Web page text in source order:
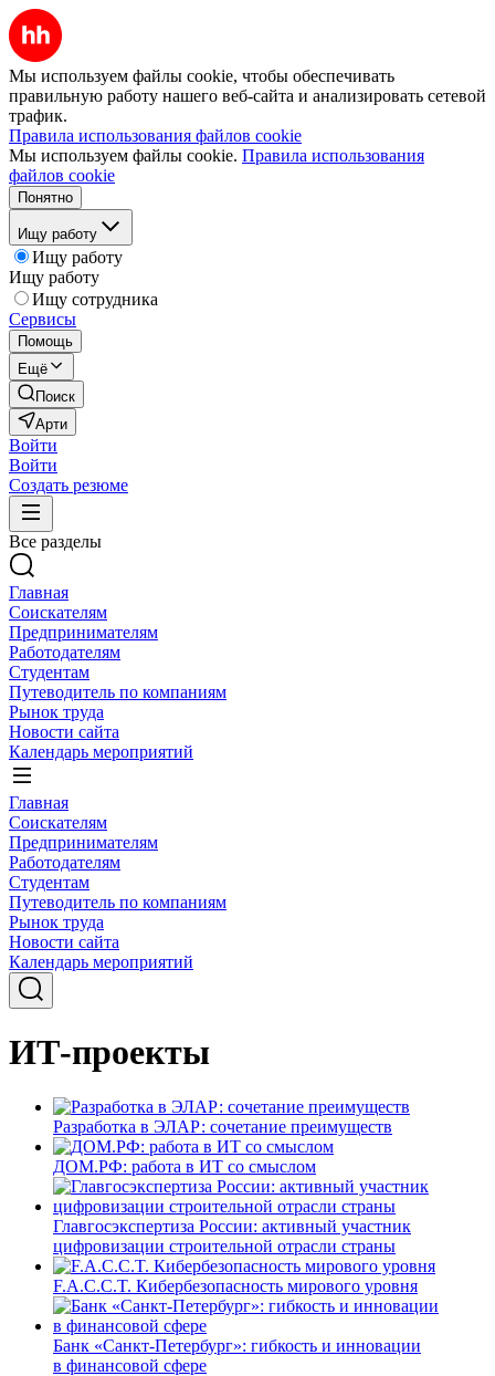
Мы используем файлы cookie, чтобы обеспечивать
правильную работу нашего веб-сайта и анализировать сетевой
трафик.
Правила использования файлов cookie
Мы используем файлы cookie. Правила использования
файлов cookie
Понятно
Ищу работу
Ищу работу
Ищу работу
Ищу сотрудника
Сервисы
Помощь
Ещё
Поиск
Арти
Войти
Войти
Создать резюме
Все разделы
Главная
Соискателям
Предпринимателям
Работодателям
Студентам
Путеводитель по компаниям
Рынок труда
Новости сайта
Календарь мероприятий
Главная
Соискателям
Предпринимателям
Работодателям
Студентам
Путеводитель по компаниям
Рынок труда
Новости сайта
Календарь мероприятий
ИТ-проекты
Разработка в ЭЛАР: сочетание преимуществ
ДОМ.РФ: работа в ИТ со смыслом
Главгосэкспертиза России: активный участник
цифровизации строительной отрасли страны
F.A.C.C.T. Кибербезопасность мирового уровня
Банк «Санкт-Петербург»: гибкость и инновации
в финансовой сфере